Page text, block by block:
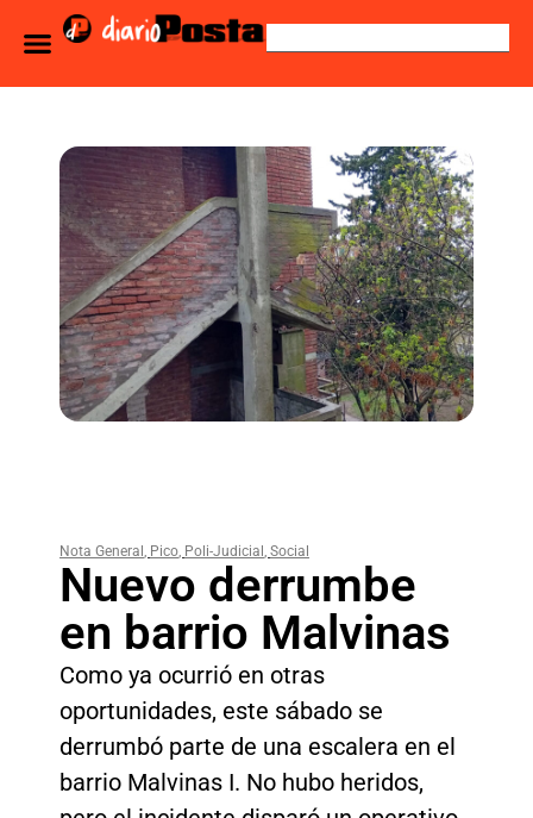
Nota General , Pico, Poli-Judicial , Social
Nuevo derrumbe
en barrio Malvinas
Como ya ocurrió en otras
oportunidades, este sábado se
derrumbó parte de una escalera en el
barrio Malvinas I. No hubo heridos,